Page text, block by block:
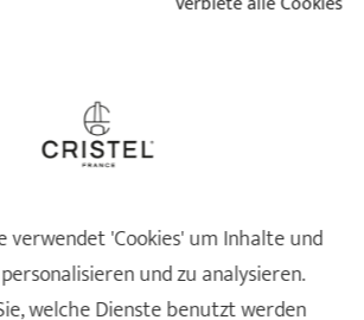
Pfanne geben und erhitzen und darin die
aus dem Backofen nehmen und 15
lassen, dann das Fleisch in Scheiben
mit der Soße servieren.
Sie die Maiskolben mit Ahornsirup für
Note.
verwendet 'Cookies' um Inhalte und
und zu analysieren.
welche Dienste benutzt werden